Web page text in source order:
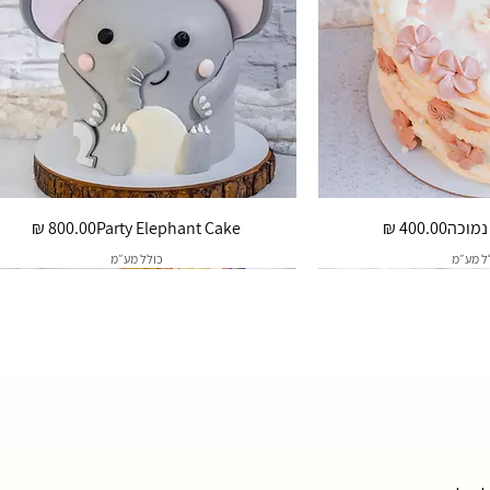
בעיצוב וזה משפיע על המחיר, נא להוסיף
הנהג עם מזגן חזק ברגליים. במידה
נמוכהמחיר‏400.00 ‏₪
מע״מ
Party Elephant Cakeמחיר
כולל מע״מ